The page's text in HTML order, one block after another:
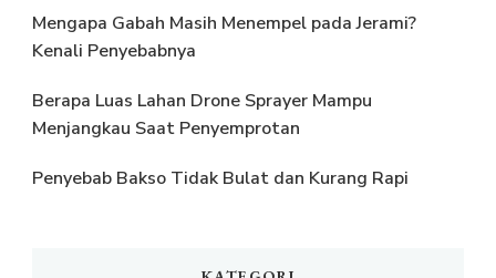
Mengapa Gabah Masih Menempel pada Jerami?
Kenali Penyebabnya
Berapa Luas Lahan Drone Sprayer Mampu
Menjangkau Saat Penyemprotan
Penyebab Bakso Tidak Bulat dan Kurang Rapi